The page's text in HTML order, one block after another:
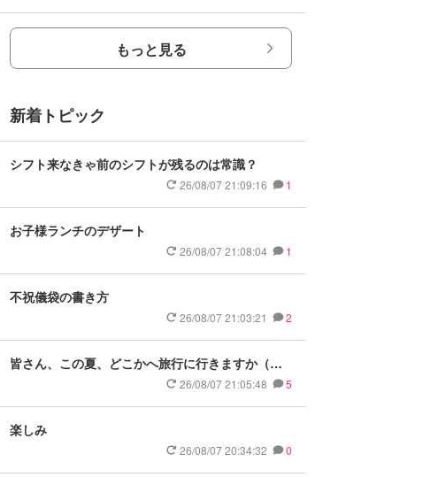
もっと見る
新着トピック
シフト来なきゃ前のシフトが残るのは常識？
26/08/07 21:09:16 1
お子様ランチのデザート
26/08/07 21:08:04 1
不祝儀袋の書き方
26/08/07 21:03:21 2
皆さん、この夏、どこかへ旅行に行きますか（行
26/08/07 21:05:48 5
楽しみ
26/08/07 20:34:32 0